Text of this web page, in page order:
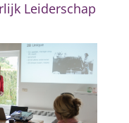
Leiderschap